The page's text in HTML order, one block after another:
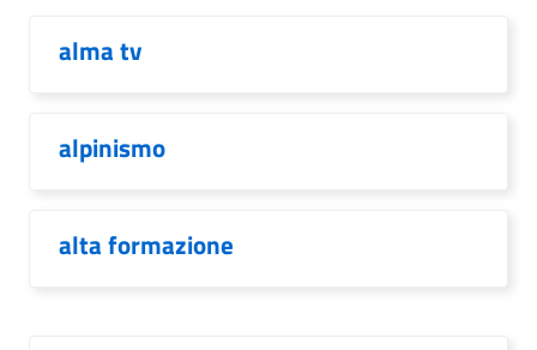
alma tv
alpinismo
alta formazione